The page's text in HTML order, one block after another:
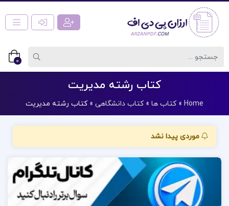
0
کتاب رشته مدیریت
Home
»کتاب ها »کتاب دانشگاهی »کتاب رشته مدیریت
موردی پیدا نشد